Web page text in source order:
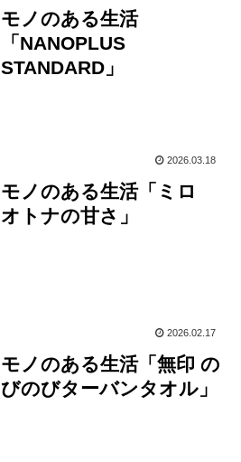
モノのある生活
「NANOPLUS
STANDARD」
2026.03.18
モノのある生活「ミロ
オトナの甘さ」
2026.02.17
モノのある生活「無印 の
びのびターバンタオル」